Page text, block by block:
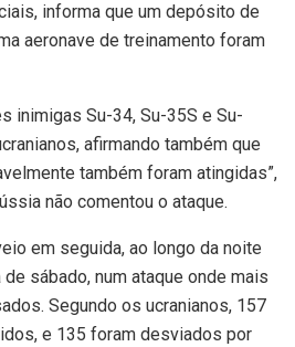
informa que um depósito de
aeronave de treinamento foram
inimigas Su-34, Su-35S e Su-
afirmando também que
também foram atingidas”,
não comentou o ataque.
em seguida, ao longo da noite
sábado, num ataque onde mais
Segundo os ucranianos, 157
e 135 foram desviados por